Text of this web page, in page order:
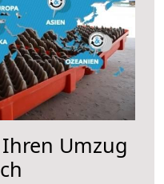
Umzug